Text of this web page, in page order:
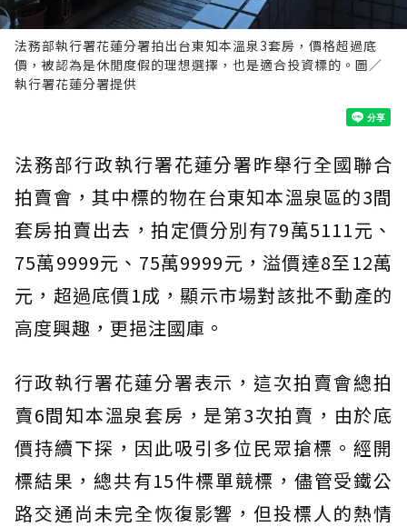
法務部執行署花蓮分署拍出台東知本溫泉3套房，價格超過底
價，被認為是休閒度假的理想選擇，也是適合投資標的。圖／
執行署花蓮分署提供
法務部行政執行署花蓮分署昨舉行全國聯合
拍賣會，其中標的物在台東知本溫泉區的3間
套房拍賣出去，拍定價分別有79萬5111元、
75萬9999元、75萬9999元，溢價達8至12萬
元，超過底價1成，顯示市場對該批不動產的
高度興趣，更挹注國庫。
行政執行署花蓮分署表示，這次拍賣會總拍
賣6間知本溫泉套房，是第3次拍賣，由於底
價持續下探，因此吸引多位民眾搶標。經開
標結果，總共有15件標單競標，儘管受鐵公
路交通尚未完全恢復影響，但投標人的熱情